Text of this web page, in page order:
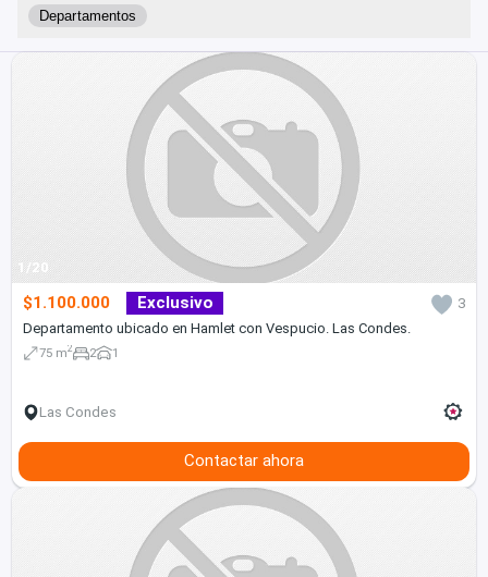
Departamentos
1/20
$1.100.000 Exclusivo
3
Departamento ubicado en Hamlet con Vespucio. Las Condes.
75 m2 2 1
Las Condes
Contactar ahora